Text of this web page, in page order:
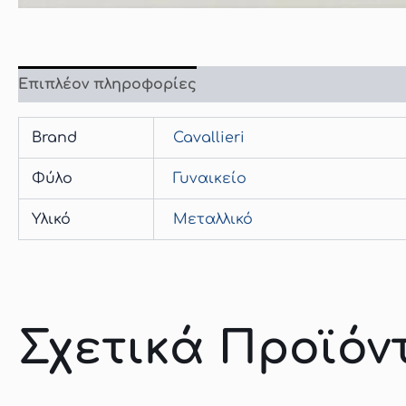
Επιπλέον πληροφορίες
Brand Cavallieri
Φύλο Γυναικείο
Υλικό Μεταλλικό
Σχετικά